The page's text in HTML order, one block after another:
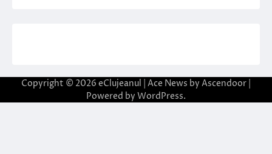
Copyright © 2026 eClujeanul | Ace News by Ascendoor
Powered by WordPress.